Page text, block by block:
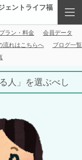
ェントライフ福
プラン・料金
会員データ
流れはこちらへ
ブログ一覧
人」を選ぶべし